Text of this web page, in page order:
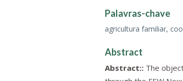
Palavras-chave
agricultura familiar,
Abstract
Abstract:: The